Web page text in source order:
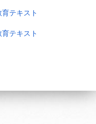
テキスト
テキスト